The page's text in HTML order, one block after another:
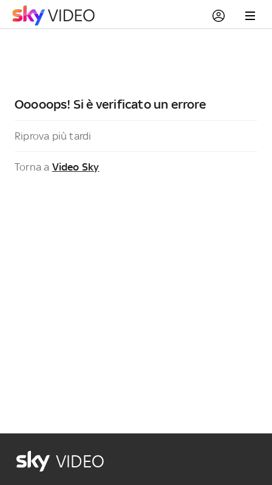
Ooooops! Si è verificato un errore
Riprova più tardi
Torna a Video Sky
VIDEO